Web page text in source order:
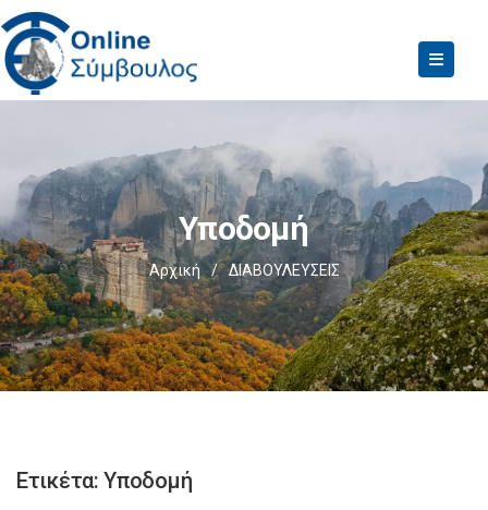
Υποδομή
Αρχική / ΔΙΑΒΟΥΛΕΥΣΕΙΣ
Ετικέτα:Υποδομή